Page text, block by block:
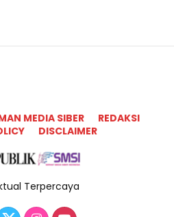
MEDIA SIBER
REDAKSI
DISCLAIMER
Terpercaya